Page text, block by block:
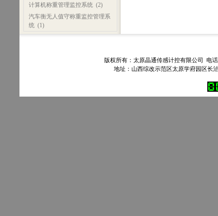
计算机称重管理监控系统(2)
汽车衡无人值守称重监控管理系
统(1)
版权所有：太原晶通传感计控有限公司 电
地址：山西综改示范区太原学府园区长